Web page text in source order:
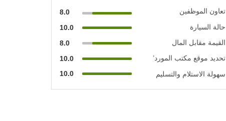
تعاون الموظفين
8.0
حالة السيارة
10.0
القيمة مقابل المال
8.0
تحديد موقع مكتب المورد’
10.0
سهولة الاستلام والتسليم
10.0